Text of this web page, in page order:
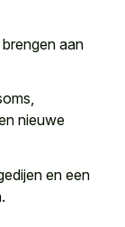
aan
nieuwe
en een
.